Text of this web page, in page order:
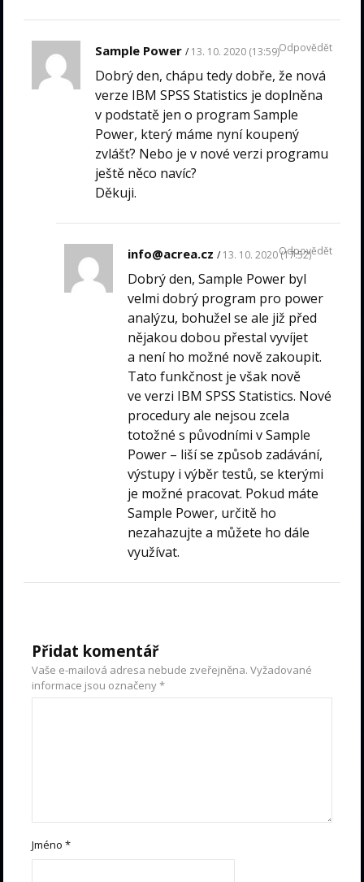
Sample Power 13. 10. 2020 (13:59)
Dobrý den, chápu tedy dobře, že nová
verze IBM SPSS Statistics je doplněna
v podstatě jen o program Sample
Power, který máme nyní koupený
zvlášť? Nebo je v nové verzi programu
ještě něco navíc?
Děkuji.
Odpovědět
info@acrea.cz 13. 10. 2020 (17:52)
Dobrý den, Sample Power byl
velmi dobrý program pro power
analýzu, bohužel se ale již před
nějakou dobou přestal vyvíjet
a není ho možné nově zakoupit.
Tato funkčnost je však nově
ve verzi IBM SPSS Statistics. Nové
procedury ale nejsou zcela
totožné s původními v Sample
Power – liší se způsob zadávání,
výstupy i výběr testů, se kterými
je možné pracovat. Pokud máte
Sample Power, určitě ho
nezahazujte a můžete ho dále
využívat.
Odpovědět
Přidat komentář
Vaše e-mailová adresa nebude zveřejněna. Vyžadované
informace jsou označeny*
Jméno*